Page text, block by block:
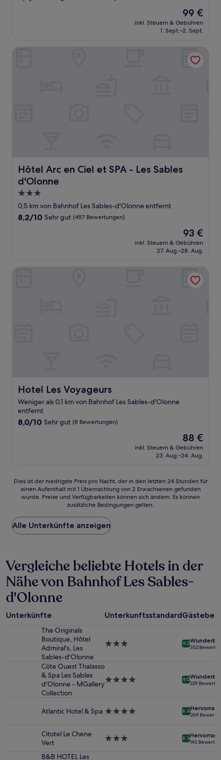
Bewertungen)
Der
Preis
beträgt
99 €
inkl. Steuern & Gebühren
1. Sept.–2. Sept.
Hôtel Arc en Ciel et SPA - Les Sables
d'Olonne
Hôtel Arc en Ciel et SPA - Les Sables d'Olonne
3.0-
Sterne-
Unterkunft
0,5 km von Bahnhof Les Sables-d'Olonne entfernt
8.2
Bewertungen)
8,2/10 Sehr gut (457 Bewertungen)
Der
Preis
beträgt
93 €
inkl. Steuern & Gebühren
27. Aug.–28. Aug.
Hotel Les Voyageurs
Hotel Les Voyageurs
Weniger als 0,1 km von Bahnhof Les Sables-d'Olonne
entfernt
8.0
8,0/10 Sehr gut (8 Bewertungen)
Der
Preis
beträgt
88 €
inkl. Steuern & Gebühren
23. Aug.–24. Aug.
Dies
der
Preis
pro
Nacht,
den
letzten
24 Stunden
für
einen
mit
2 Erwachsenen
gefunden
Verfügbarkeiten
zusätzliche
Bedingungen
Dies ist der niedrigste Preis pro Nacht, der in den letzten 24 Stunden für
einen Aufenthalt mit 1 Übernachtung von 2 Erwachsenen gefunden
wurde. Preise und Verfügbarkeiten können sich ändern. Es können
zusätzliche Bedingungen gelten.
Alle Unterkünfte anzeigen
Vergleiche beliebte Hotels in der
Nähe von Bahnhof Les Sables-
d'Olonne
Unterkünfte Unterkunftsstandard
The Originals
Boutique, Hôtel
Admiral's, Les
Sables-d'Olonne
3.0-
9.0
352
Côte Ouest Thalasso
& Spa Les Sables
d'Olonne - MGallery
Collection
4.0-
9.0
229
Atlantic Hotel & Spa 4.0-
8.8
269
Citotel Le Chene
Vert
3.0-
8.6
143
B&B HOTEL Les